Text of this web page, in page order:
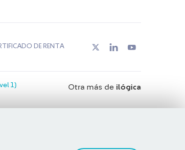
DE RENTA
1) Otra más de ilógica